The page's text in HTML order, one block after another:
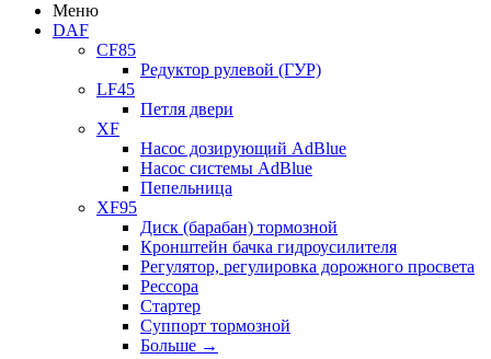
Меню
DAF
CF85
Редуктор рулевой (ГУР)
LF45
Петля двери
XF
Насос дозирующий AdBlue
Насос системы AdBlue
Пепельница
XF95
Диск (барабан) тормозной
Кронштейн бачка гидроусилителя
Регулятор, регулировка дорожного просвета
Рессора
Стартер
Суппорт тормозной
Больше →